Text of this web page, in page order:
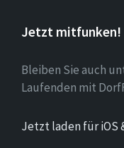
Jetzt mitfunken!
Bleiben Sie auch
Laufenden mit
Jetzt laden für iOS